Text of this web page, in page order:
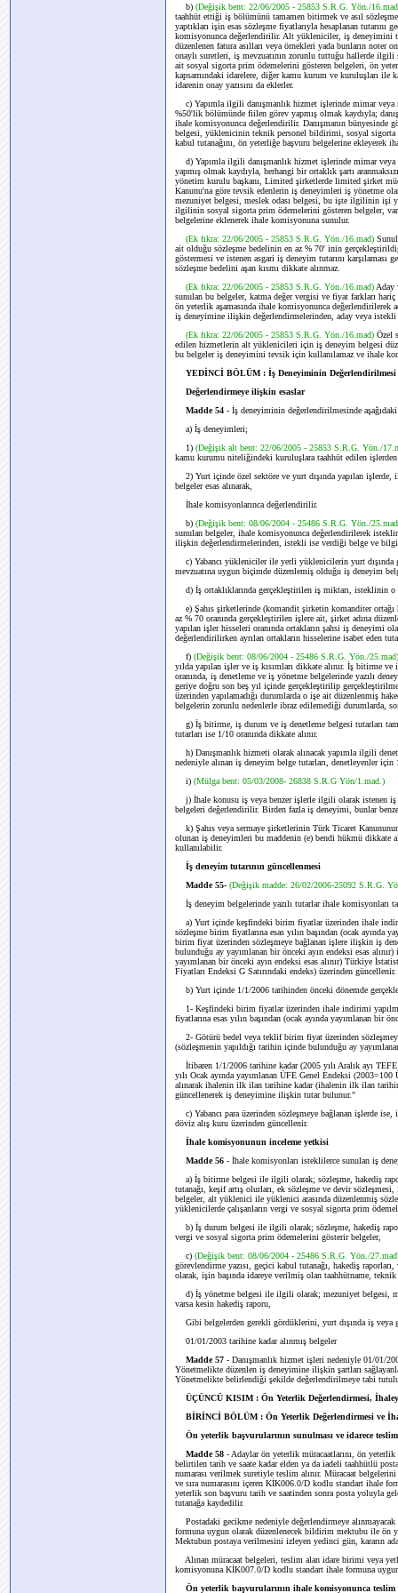
b) (Değişik bent: 22/06/2005 - 25853 S.R.G. Yön./
taahhüt ettiği iş bölümünü tamamen bitirmek ve asıl
yaptıkları işin esas sözleşme fiyatlarıyla hesaplanan tutarını
komisyonunca değerlendirilir. Alt yükleniciler, iş deneyimini
düzenlenen fatura asılları veya örnekleri yada bunların noter
onaylı suretleri, iş mevzuatının zorunlu tuttuğu hallerde ilgili
ait sosyal sigorta prim ödemelerini gösteren belgeleri, ön
kapsamındaki idarelere, diğer kamu kurum ve kuruluşları
idarenin onay yazısını da eklerler.
c) Yapımla ilgili danışmanlık hizmet işlerinde mimar
%50'lik bölümünde fiilen görev yapmış olmak kaydıyla;
ihale komisyonunca değerlendirilir. Danışmanın bünyesinde
belgesi, yüklenicinin teknik personel bildirimi, sosyal sigorta
kabul tutanağını, ön yeterliğe başvuru belgelerine ekleyerek
d) Yapımla ilgili danışmanlık hizmet işlerinde mimar
yapmış olmak kaydıyla, herhangi bir ortaklık şartı
yönetim kurulu başkanı, Limited şirketlerde limited şirket
Kanunu'na göre tevsik edenlerin iş deneyimleri iş yönetme
mezuniyet belgesi, meslek odası belgesi, bu işte ilgilinin işi
ilgilinin sosyal sigorta prim ödemelerini gösteren belgeler,
belgelerine eklenerek ihale komisyonuna sunulur.
(Ek fıkra: 22/06/2005 - 25853 S.R.G. Yön./16.mad)
ait olduğu sözleşme bedelinin en az % 70' inin
göstermesi ve istenen asgari iş deneyim tutarını karşılaması
sözleşme bedelini aşan kısmı dikkate alınmaz.
(Ek fıkra: 22/06/2005 - 25853 S.R.G. Yön./16.mad) Aday
sunulan bu belgeler, katma değer vergisi ve fiyat farkları
ön yeterlik aşamasında ihale komisyonunca
iş deneyimine ilişkin değerlendirmelerinden, aday veya
(Ek fıkra: 22/06/2005 - 25853 S.R.G. Yön./16.mad) Özel
edilen hizmetlerin alt yüklenicileri için iş deneyim belgesi
bu belgeler iş deneyimini tevsik için kullanılamaz ve ihale
YEDİNCİ BÖLÜM : İş Deneyiminin Değerlendirilmesi
Değerlendirmeye ilişkin esaslar
Madde 54 - İş deneyiminin değerlendirilmesinde aşağıdaki
a) İş deneyimleri;
1) (Değişik alt bent: 22/06/2005 - 25853 S.R.G. Yön./
kamu kurumu niteliğindeki kuruluşlara taahhüt edilen işlerden
2) Yurt içinde özel sektöre ve yurt dışında yapılan işlerde,
belgeler esas alınarak,
İhale komisyonlarınca değerlendirilir.
b) (Değişik bent: 08/06/2004 - 25486 S.R.G. Yön./
sunulan belgeler, ihale komisyonunca değerlendirilerek
ilişkin değerlendirmelerinden, istekli ise verdiği belge ve
c) Yabancı yükleniciler ile yerli yüklenicilerin yurt
mevzuatına uygun biçimde düzenlemiş olduğu iş deneyim
d) İş ortaklıklarında gerçekleştirilen iş miktarı, isteklinin o
e) Şahıs şirketlerinde (komandit şirketin komanditer ortağı
az % 70 oranında gerçekleştirilen işlere ait, şirket adına
yapılan işler hisseleri oranında ortakların şahsi iş deneyimi
değerlendirilirken ayrılan ortakların hisselerine isabet eden
f) (Değişik bent: 08/06/2004 - 25486 S.R.G. Yön./
yılda yapılan işler ve iş kısımları dikkate alınır. İş bitirme
oranında, iş denetleme ve iş yönetme belgelerinde yazılı
geriye doğru son beş yıl içinde gerçekleştirilip
üzerinden yapılamadığı durumlarda o işe ait düzenlenmiş
belgelerin zorunlu nedenlerle ibraz edilemediği durumlarda,
g) İş bitirme, iş durum ve iş denetleme belgesi tutarları
tutarları ise 1/10 oranında dikkate alınır.
h) Danışmanlık hizmeti olarak alınacak yapımla ilgili
nedeniyle alınan iş deneyim belge tutarları, denetleyenler
i) (Mülga bent: 05/03/2008- 26838 S.R.G Yön/1.mad.)
j) İhale konusu iş veya benzer işlerle ilgili olarak istenen iş
belgeleri değerlendirilir. Birden fazla iş deneyimi, bunlar
k) Şahıs veya sermaye şirketlerinin Türk Ticaret
olunan iş deneyimleri bu maddenin (e) bendi hükmü dikkate
kullanılabilir.
İş deneyim tutarının güncellenmesi
Madde 55- (Değişik madde: 26/02/2006-25092 S.R.G.
İş deneyim belgelerinde yazılı tutarlar ihale komisyonları
a) Yurt içinde keşfindeki birim fiyatlar üzerinden ihale
sözleşme birim fiyatlarına esas yılın başından (ocak ayında
birim fiyat üzerinden sözleşmeye bağlanan işlere ilişkin iş
bulunduğu ay yayımlanan bir önceki ayın endeksi esas
yayımlanan bir önceki ayın endeksi esas alınır) Türkiye
Fiyatları Endeksi G Satırındaki endeks) üzerinden güncellenir.
b) Yurt içinde 1/1/2006 tarihinden önceki dönemde
1- Keşfindeki birim fiyatlar üzerinden ihale indirimi
fiyatlarına esas yılın başından (ocak ayında yayımlanan bir
2- Götürü bedel veya teklif birim fiyat üzerinden
(sözleşmenin yapıldığı tarihin içinde bulunduğu ay
İtibaren 1/1/2006 tarihine kadar (2005 yılı Aralık ayı TEFE
yılı Ocak ayında yayımlanan ÜFE Genel Endeksi (2003=100
alınarak ihalenin ilk ilan tarihine kadar (ihalenin ilk ilan
güncellenerek iş deneyimine ilişkin tutar bulunur."
c) Yabancı para üzerinden sözleşmeye bağlanan işlerde
döviz alış kuru üzerinden güncellenir.
İhale komisyonunun inceleme yetkisi
Madde 56 - İhale komisyonları isteklilerce sunulan iş
a) İş bitirme belgesi ile ilgili olarak; sözleşme, hakediş
tutanağı, keşif artış olurları, ek sözleşme ve devir
belgeler, alt yüklenici ile yüklenici arasında düzenlenmiş
yüklenicilerde çalışanların vergi ve sosyal sigorta prim
b) İş durum belgesi ile ilgili olarak; sözleşme, hakediş
vergi ve sosyal sigorta prim ödemelerini gösterir belgeler,
c) (Değişik bent: 08/06/2004 - 25486 S.R.G. Yön./
görevlendirme yazısı, geçici kabul tutanağı, hakediş
olarak, işin başında idareye verilmiş olan taahhütname,
d) İş yönetme belgesi ile ilgili olarak; mezuniyet belgesi,
varsa kesin hakediş raporu,
Gibi belgelerden gerekli gördüklerini, yurt dışında iş veya
01/01/2003 tarihine kadar alınmış belgeler
Madde 57 - Danışmanlık hizmet işleri nedeniyle 01/01/
Yönetmelikte düzenlen iş deneyimine ilişkin şartları
Yönetmelikte belirlendiği şekilde değerlendirilmeye tabi
ÜÇÜNCÜ KISIM : Ön Yeterlik Değerlendirmesi,
BİRİNCİ BÖLÜM : Ön Yeterlik Değerlendirmesi ve
Ön yeterlik başvurularının sunulması ve idarece teslim
Madde 58 - Adaylar ön yeterlik müracaatlarını, ön
belirtilen tarih ve saate kadar elden ya da iadeli taahhütlü
numarası verilmek suretiyle teslim alınır. Müracaat
ve sıra numarasını içeren KİK006.0/D kodlu standart ihale
yeterlik son başvuru tarih ve saatinden sonra posta yoluyla
tutanağa kaydedilir.
Postadaki gecikme nedeniyle değerlendirmeye
formuna uygun olarak düzenlenecek bildirim mektubu ile ön
Mektubun postaya verilmesini izleyen yedinci gün, kararın
Alınan müracaat belgeleri, teslim alan idare birimi veya
komisyonuna KİK007.0/D kodlu standart ihale formuna
Ön yeterlik başvurularının ihale komisyonunca teslim